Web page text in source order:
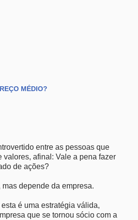
MÉDIO?
entre as pessoas que
valores, afinal: Vale a pena fazer
de ações?
depende da empresa.
é uma estratégia válida,
que se tornou sócio com a